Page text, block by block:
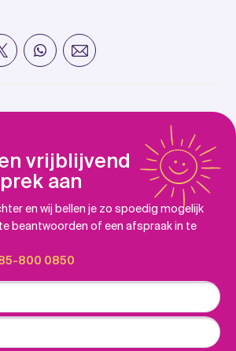
vrijblijvend
aan
en wij bellen je zo spoedig mogelijk
beantwoorden of een afspraak in te
800 0850